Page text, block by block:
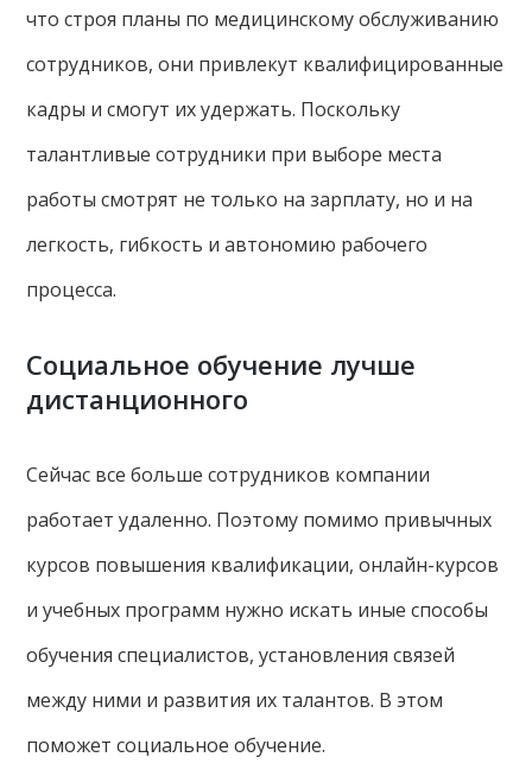
что строя планы по медицинскому обслуживанию
сотрудников, они привлекут квалифицированные
кадры и смогут их удержать. Поскольку
талантливые сотрудники при выборе места
работы смотрят не только на зарплату, но и на
легкость, гибкость и автономию рабочего
процесса.
Социальное обучение лучше
дистанционного
Сейчас все больше сотрудников компании
работает удаленно. Поэтому помимо привычных
курсов повышения квалификации, онлайн-курсов
и учебных программ нужно искать иные способы
обучения специалистов, установления связей
между ними и развития их талантов. В этом
поможет социальное обучение.